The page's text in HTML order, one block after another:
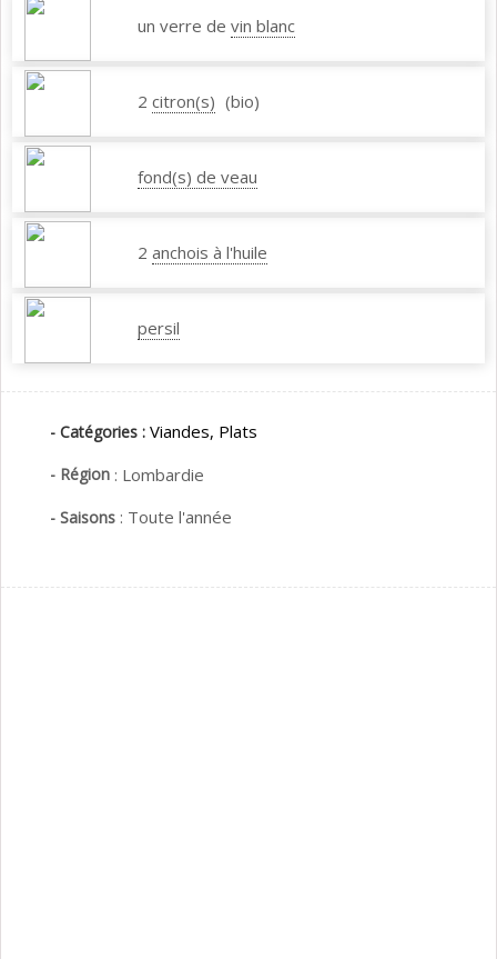
un verre de vin blanc
2 citron(s) (bio)
fond(s) de veau
2 anchois à l'huile
persil
- Catégories : Viandes, Plats
- Région : Lombardie
- Saisons : Toute l'année